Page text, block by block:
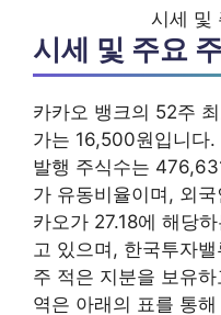
시세 및
시세 및 주요
카카오 뱅크의 52주
가는 16,500원입니다
발행 주식수는
가 유동비율이며, 외
카오가 27.18에 해당
고 있으며, 한국투자
주 적은 지분을 보유
역은 아래의 표를 통